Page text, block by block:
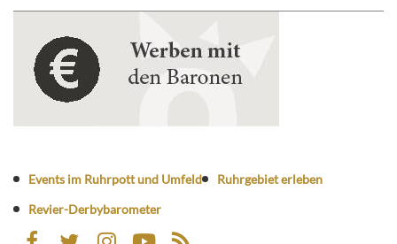
Events im Ruhrpott und Umfeld
Ruhrgebiet erleben
Revier-Derbybarometer